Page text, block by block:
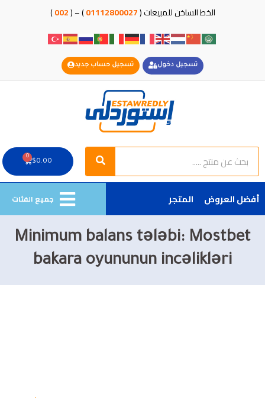
الخط الساخن للمبيعات (01112800027
) – (
002
)
تسجيل دخول تسجيل حساب جديد
Search
Search
$0.00
0
Cart
أفضل العروض المتجر جميع الفئات
Minimum balans tələbi: Mostbet
bakara oyununun incəlikləri